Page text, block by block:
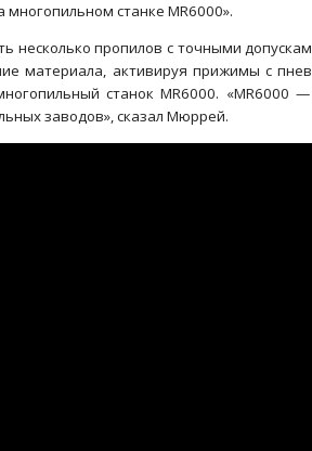
станке MR6000».
несколько пропилов с точными
материала, активируя прижимы с
станок MR6000.
заводов», сказал Мюррей.